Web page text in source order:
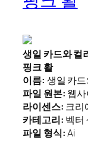
생일 카드와 컬
핑크 활
이름: 생일 카
파일 원본: 웹
라이센스: 크리
카테고리: 벡터
파일 형식:Ai